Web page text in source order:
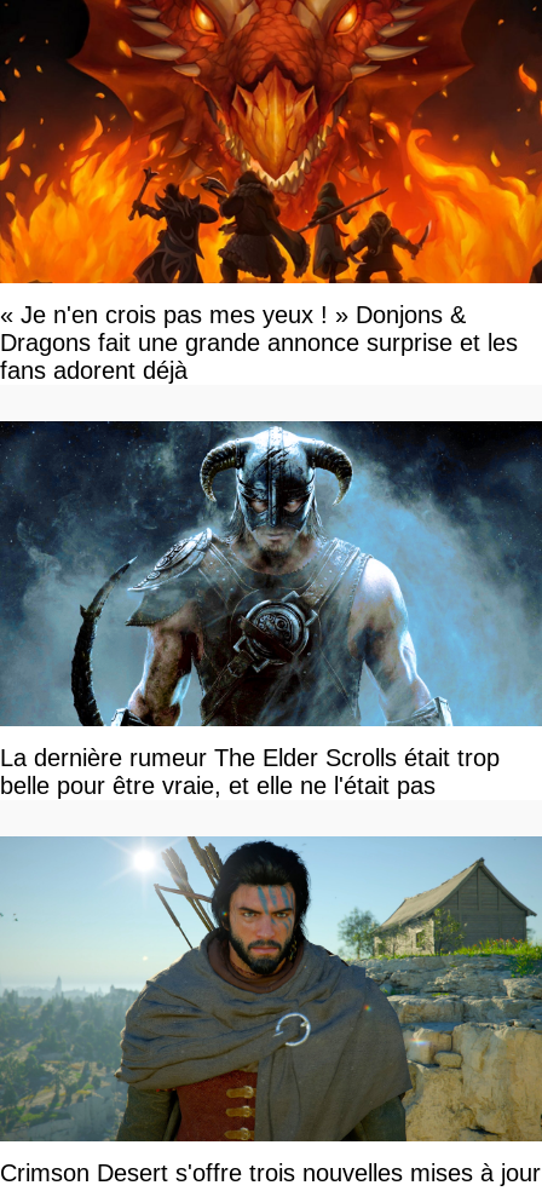
« Je n'en crois pas mes yeux ! » Donjons &
Dragons fait une grande annonce surprise et les
fans adorent déjà
La dernière rumeur The Elder Scrolls était trop
belle pour être vraie, et elle ne l'était pas
Crimson Desert s'offre trois nouvelles mises à jour